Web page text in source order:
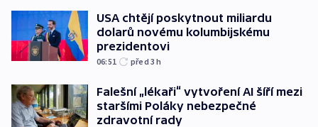
USA chtějí poskytnout miliardu
dolarů novému kolumbijskému
prezidentovi
06:51 před 3h
Falešní „lékaři“ vytvoření AI šíří mezi
staršími Poláky nebezpečné
zdravotní rady